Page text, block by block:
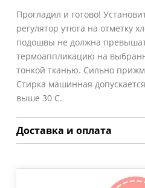
Прогладил и готово!
регулятор утюга на отметку
подошвы не должна
термоаппликацию на
тонкой тканью. Сильно
Стирка машинная
выше 30 С.
Доставка и оплата